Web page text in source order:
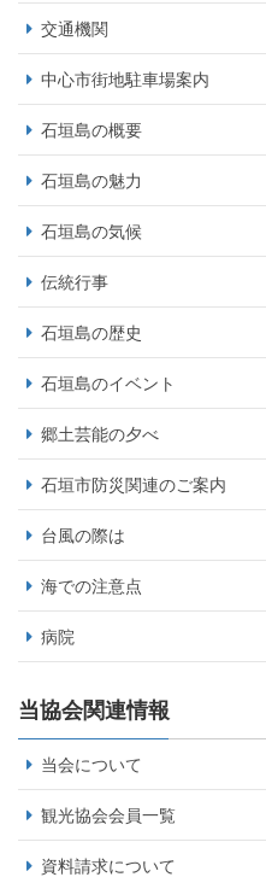
交通機関
中心市街地駐車場案内
石垣島の概要
石垣島の魅力
石垣島の気候
伝統行事
石垣島の歴史
石垣島のイベント
郷土芸能の夕べ
石垣市防災関連のご案内
台風の際は
海での注意点
病院
当協会関連情報
当会について
観光協会会員一覧
資料請求について